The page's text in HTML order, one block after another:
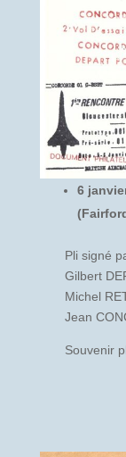
6
Pli signé
Gilbert
Michel
Jean
Souvenir